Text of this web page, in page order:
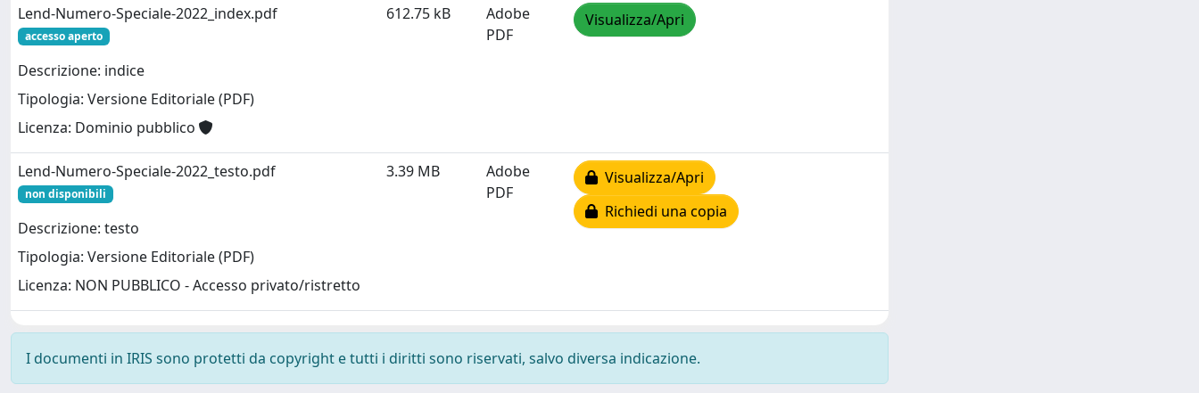
Lend-Numero-Speciale-2022_index.pdf
accesso aperto
Descrizione: indice
Tipologia: Versione Editoriale (PDF)
Licenza: Dominio pubblico
612.75 kB
Adobe
PDF
Visualizza/Apri
Lend-Numero-Speciale-2022_testo.pdf
non disponibili
Descrizione: testo
Tipologia: Versione Editoriale (PDF)
Licenza: NON PUBBLICO - Accesso privato/ristretto
3.39 MB
Adobe
PDF
Visualizza/Apri
Richiedi una copia
I documenti in IRIS sono protetti da copyright e tutti i diritti sono riservati, salvo diversa indicazione.